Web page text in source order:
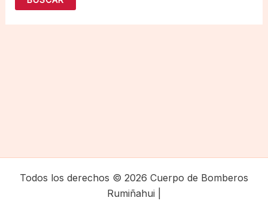
Todos los derechos © 2026 Cuerpo de Bomberos
Rumiñahui |